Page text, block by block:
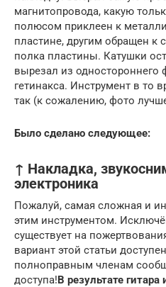
магнитопровода, какую
полюсом приклеен к
пластине, другим обращен к
полка пластины. Катушки
вырезал из одностороннего
гетинакса. Инструмент в то
так (к сожалению, фото
Было сделано следующее:
↑ Накладка,
электроника
Пожалуй, самая сложная и
этим инструментом.
существует на
вариант этой статьи
полноправным членам
доступа!В результате